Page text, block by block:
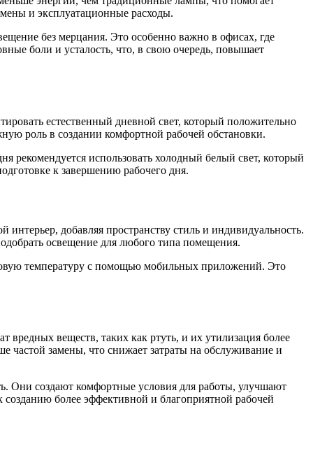
и эксплуатационные расходы.
без мерцания. Это особенно важно в офисах, где
боли и усталость, что, в свою очередь, повышает
естественный дневной свет, который положительно
роль в создании комфортной рабочей обстановки.
рекомендуется использовать холодный белый свет, который
к завершению рабочего дня.
добавляя пространству стиль и индивидуальность.
освещение для любого типа помещения.
температуру с помощью мобильных приложений. Это
вредных веществ, таких как ртуть, и их утилизация более
частой замены, что снижает затраты на обслуживание и
Они создают комфортные условия для работы, улучшают
более эффективной и благоприятной рабочей